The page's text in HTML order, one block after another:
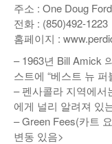
이명덕칼럼
김원동칼럼
100인선/독자광장
독자광장
인근여행지
놀이공원
낚시/비치
인터뷰/탐방
주소 : One Doug
전화 : (850)492-1223
홈페이지 :
– 1963년 Bill Amick
스트에 “베스트 뉴
– 펜사콜라 지역에서
에게 널리 알려져 있
– Green Fees(카트
변동 있음>